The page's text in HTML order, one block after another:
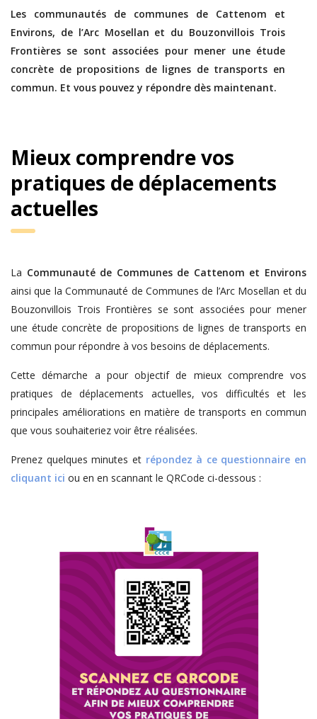
Les communautés de communes de Cattenom et
Environs, de l’Arc Mosellan et du Bouzonvillois Trois
Frontières se sont associées pour mener une étude
concrète de propositions de lignes de transports en
commun. Et vous pouvez y répondre dès maintenant.
Mieux comprendre vos
pratiques de déplacements
actuelles
La Communauté de Communes de Cattenom et Environs
ainsi que la Communauté de Communes de l’Arc Mosellan et du
Bouzonvillois Trois Frontières se sont associées pour mener
une étude concrète de propositions de lignes de transports en
commun pour répondre à vos besoins de déplacements.
Cette démarche a pour objectif de mieux comprendre vos
pratiques de déplacements actuelles, vos difficultés et les
principales améliorations en matière de transports en commun
que vous souhaiteriez voir être réalisées.
Prenez quelques minutes et répondez à ce questionnaire en
cliquant ici ou en en scannant le QRCode ci-dessous :